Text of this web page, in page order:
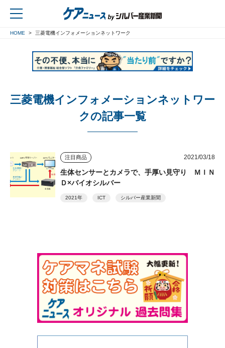
HOME 三菱電機インフォメーションネットワーク
三菱電機インフォメーションネットワー
クの記事一覧
注目商品 2021/03/18
生体センサーとカメラで、手厚い見守り ＭＩＮ
Ｄ×バイオシルバー
2021年 ICT シルバー産業新聞